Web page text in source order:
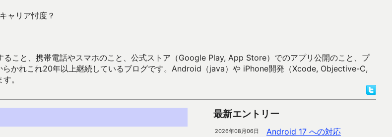
ャリア忖度？
こと、携帯電話やスマホのこと、公式ストア（Google Play, App Store）でのアプリ公開のこと、プ
かれこれ20年以上継続しているブログです。Android（java）や iPhone開発（Xcode, Objective-C,
。
最新エントリー
2026年08月06日 Android 17 への対応